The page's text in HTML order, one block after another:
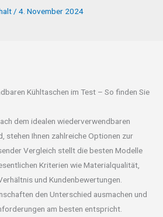
/ 4. November 2024
Kühltaschen im Test – So finden Sie
dem idealen wiederverwendbaren
stehen Ihnen zahlreiche Optionen zur
Vergleich stellt die besten Modelle
Kriterien wie Materialqualität,
und Kundenbewertungen.
den Unterschied ausmachen und
am besten entspricht.